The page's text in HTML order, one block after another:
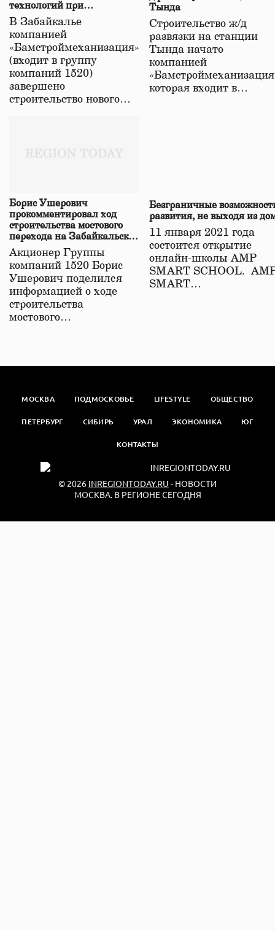
технологий при
строительстве нового моста
в Забайкалье
В Забайкалье
компанией
«Бамстроймеханизация»
(входит в группу
компаний 1520)
завершено
строительство нового…
Тында
Строительство ж/д
развязки на станции
Тында начато
компанией
которая входит в…
Борис Ушерович
прокомментировал ход
строительства мостового
перехода на Забайкальской
железной дороге
Акционер Группы
компаний 1520 Борис
Ушерович поделился
информацией о ходе
строительства
мостового…
Безграничные
развития, не выходя из
11 января 2021 года
состоится открытие
онлайн-школы АМР
SMART SCHOOL.
SMART…
МОСКВА ПОДМОСКОВЬЕ LIFESTYLE ОБЩЕСТВО
ПЕТЕРБУРГ СИБИРЬ УРАЛ ЭКОНОМИКА ЮГ
КОНТАКТЫ
© 2026 INREGIONTODAY.RU - НОВОСТИ
МОСКВА. В РЕГИОНЕ СЕГОДНЯ